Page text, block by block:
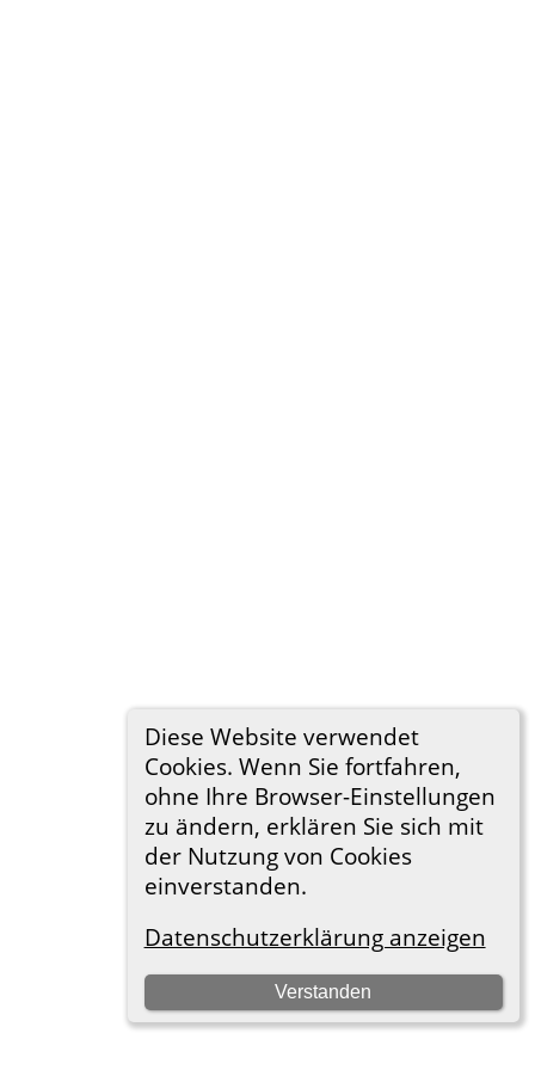
Diese Website verwendet
Cookies. Wenn Sie fortfahren,
ohne Ihre Browser-Einstellungen
zu ändern, erklären Sie sich mit
der Nutzung von Cookies
einverstanden.
Datenschutzerklärung anzeigen
Verstanden